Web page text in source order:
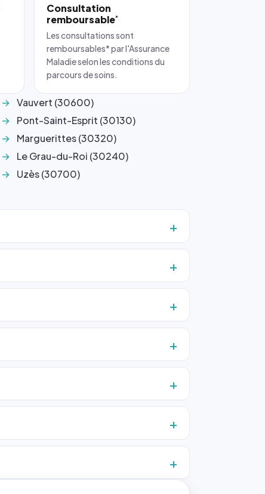
Consultation
remboursable*
Les consultations sont
remboursables* par l'Assurance
Maladie selon les conditions du
parcours de soins.
Vauvert (30600)
Pont-Saint-Esprit (30130)
Marguerittes (30320)
Le Grau-du-Roi (30240)
Uzès (30700)